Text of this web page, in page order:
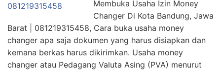
Membuka Usaha Izin Money
Changer Di Kota Bandung, Jawa
Barat | 081219315458, Cara buka usaha money
changer apa saja dokumen yang harus disiapkan dan
kemana berkas harus dikirimkan. Usaha money
changer atau Pedagang Valuta Asing (PVA) menurut